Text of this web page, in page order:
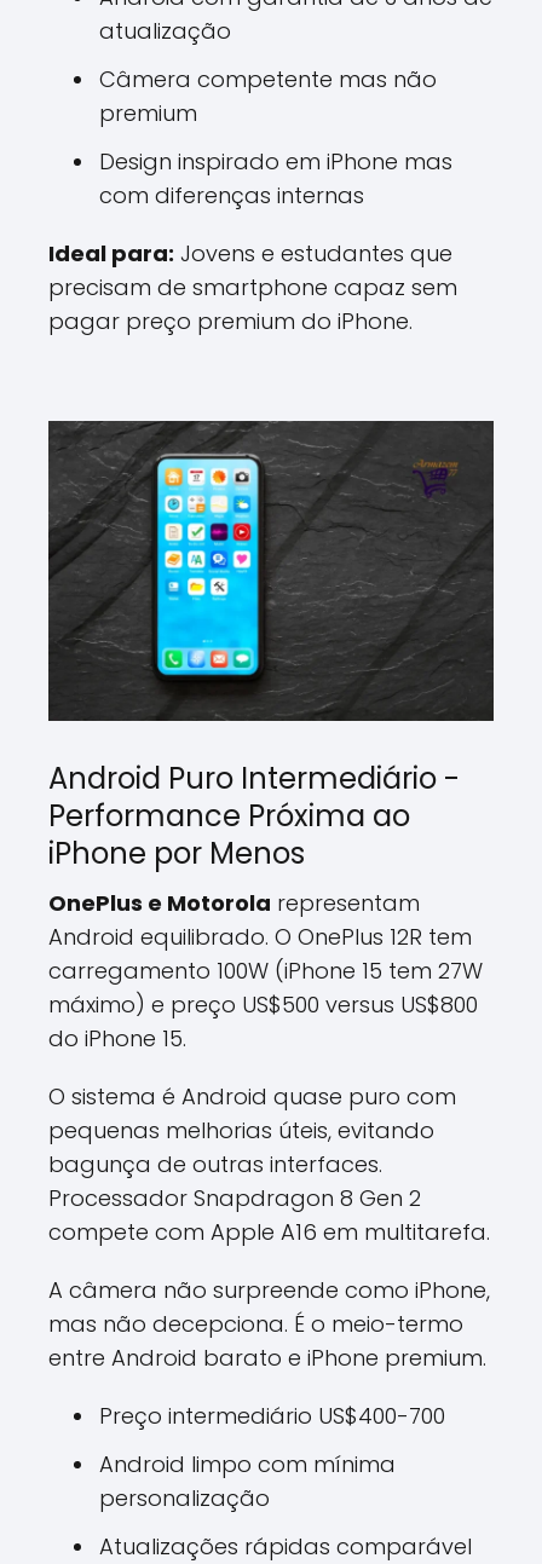
atualização
Câmera competente mas não
premium
Design inspirado em iPhone mas
com diferenças internas
Ideal para: Jovens e estudantes que
precisam de smartphone capaz sem
pagar preço premium do iPhone.
Android Puro Intermediário -
Performance Próxima ao
iPhone por Menos
OnePlus e Motorola representam
Android equilibrado. O OnePlus 12R tem
carregamento 100W (iPhone 15 tem 27W
máximo) e preço US$500 versus US$800
do iPhone 15.
O sistema é Android quase puro com
pequenas melhorias úteis, evitando
bagunça de outras interfaces.
Processador Snapdragon 8 Gen 2
compete com Apple A16 em multitarefa.
A câmera não surpreende como iPhone,
mas não decepciona. É o meio-termo
entre Android barato e iPhone premium.
Preço intermediário US$400-700
Android limpo com mínima
personalização
Atualizações rápidas comparável